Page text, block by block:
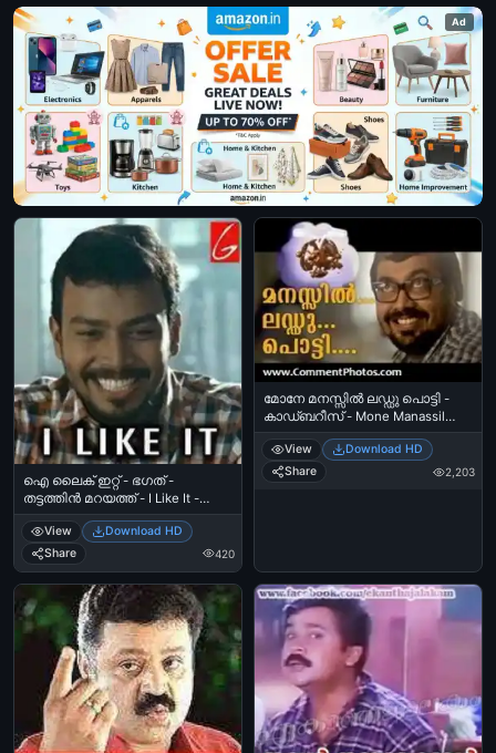
Ad
ഐ ലൈക് ഇറ്റ്‌ - ഭഗത് -
തട്ടത്തിന്‍ മറയത്ത് - I Like It -
Bhagath in Thattathin Marayath
View
Download HD
Share
420
മോനേ മനസ്സില്‍ ലഡ്ഡു പൊട്ടി -
കാഡ്ബറീസ് - Mone Manassil
Laddu Potti - Cadburies
View
Download HD
Share
2,203